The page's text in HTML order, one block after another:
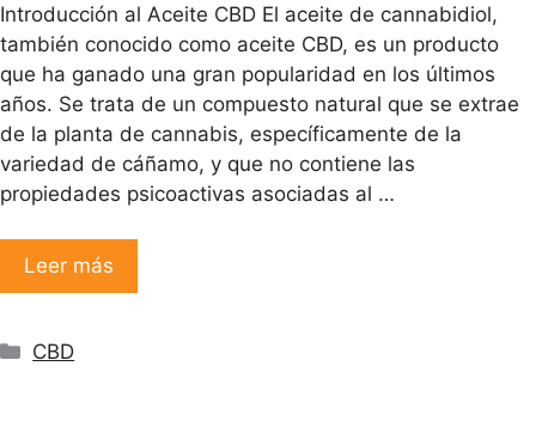
Introducción al Aceite CBD El aceite de cannabidiol,
también conocido como aceite CBD, es un producto
que ha ganado una gran popularidad en los últimos
años. Se trata de un compuesto natural que se extrae
de la planta de cannabis, específicamente de la
variedad de cáñamo, y que no contiene las
propiedades psicoactivas asociadas al …
Leer más
Categorías
CBD